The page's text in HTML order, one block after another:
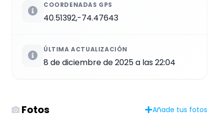
COORDENADAS GPS
40.51392,-74.47643
ÚLTIMA ACTUALIZACIÓN
8 de diciembre de 2025 a las 22:04
Fotos Añade tus fotos